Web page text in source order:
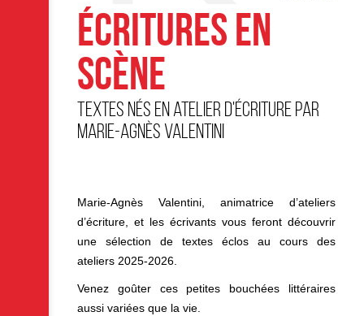
ÉCRITURES EN
SCÈNE
Textes nés en atelier d'écriture par
Marie-Agnès Valentini
Marie-Agnès Valentini, animatrice d’ateliers
d’écriture, et les écrivants vous feront découvrir
une sélection de textes éclos au cours des
ateliers 2025-2026.
Venez goûter ces petites bouchées littéraires
aussi variées que la vie.